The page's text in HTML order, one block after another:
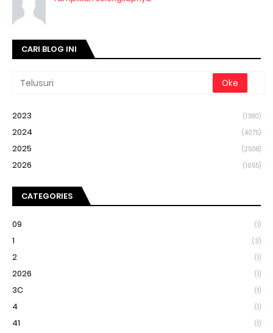
CARI BLOG INI
2023 (1380)
2024 (4075)
2025 (2508)
2026 (1055)
CATEGORIES
09 (1)
1 (3)
2 (1)
2026 (1)
3C (1)
4 (1)
41 (1)